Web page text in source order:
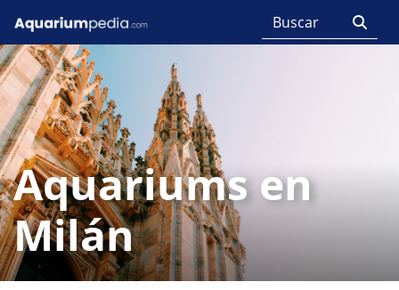
Aquariums en
Milán